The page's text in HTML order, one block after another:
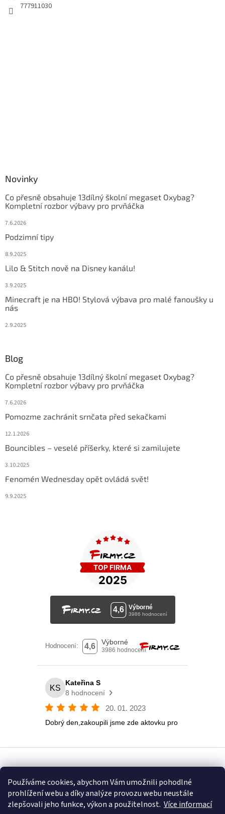
Používáme cookies, abychom Vám umožnili pohodlné
prohlížení webu a díky analýze provozu webu neustále
zlepšovali jeho funkce, výkon a použitelnost. Více informací
777911030
Novinky
Co přesně obsahuje 13dílný školní megaset Oxybag?
Kompletní rozbor výbavy pro prvňáčka
7.6.2026
Podzimní tipy
8.9.2025
Lilo & Stitch nově na Disney kanálu!
3.9.2025
Minecraft je na HBO! Stylová výbava pro malé fanoušky u
nás
2.9.2025
Blog
Co přesně obsahuje 13dílný školní megaset Oxybag?
Kompletní rozbor výbavy pro prvňáčka
7.6.2026
Pomozme zachránit srnčata před sekačkami
12.1.2026
Bouncibles – veselé příšerky, které si zamilujete
3.10.2025
Fenomén Wednesday opět ovládá svět!
9.9.2025
Copyright 2026Eshop U Terezky. Všechna práva vyhrazena.